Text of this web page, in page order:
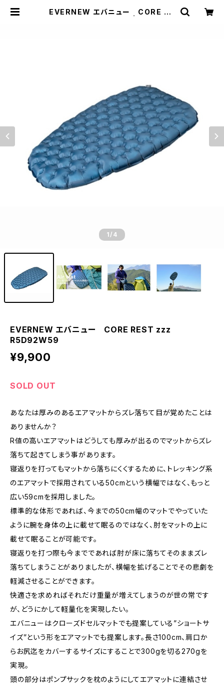
EVERNEW エバニュー CORE RE
1/4
EVERNEW エバニュー CORE REST zzz
R5D92W59
¥9,900
SOLD OUT
あなたは厚みのあるエアマットからズレ落ちて目が覚めたことは
ありませんか？
R値の高いエアマットはどうしても厚みが出るのでマットからズレ
落ちて起きてしまう事があります。
寝返りを打ってもマットから落ちにくくするために、トレッキング系
のエアマットで採用されている50cmという横幅ではなく、もっと
広い59cmを採用しました。
標準的な体形であれば、今までの50cm幅のマットでやっていた
ように腕を身体の上に載せて眠るのではなく、肘をマットの上に
載せて眠ることが可能です。
寝返りを打つ際も今までであれば肘が床に落ちてそのままズレ
落ちてしまうことがありましたが、横幅を拡げることでその悲劇を
軽減させることができます。
快適さを求めればそれだけ重量が増えてしまうのが世の常です
が、どうにかして軽量化を実現したい。
エバニューはクローズドセルマットでも提案している”ショートサ
イズ”という形をエアマットでも提案します。長さ100cm、肩口か
らお尻迄をカバーするサイズにすることで300gを切る270gを
実現。
頭の部分はポンプサックを枕のようにしてエアマットに連結させ